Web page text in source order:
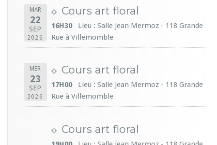
MAR
22
SEP
2026
Cours art floral
16H30
Lieu : Salle Jean Mermoz - 118 Grande
Rue à Villemomble
MER
23
SEP
2026
Cours art floral
17H00
Lieu : Salle Jean Mermoz - 118 Grande
Rue à Villemomble
Cours art floral